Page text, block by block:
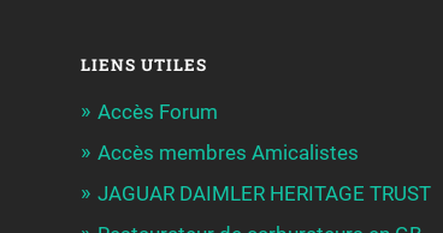
LIENS UTILES
Accès Forum
Accès membres Amicalistes
JAGUAR DAIMLER HERITAGE TRUST